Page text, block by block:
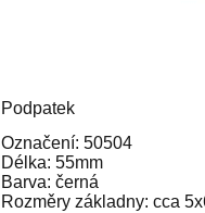
Podpatek
Označení: 50504
Délka: 55mm
Barva: černá
Rozměry základny: cca